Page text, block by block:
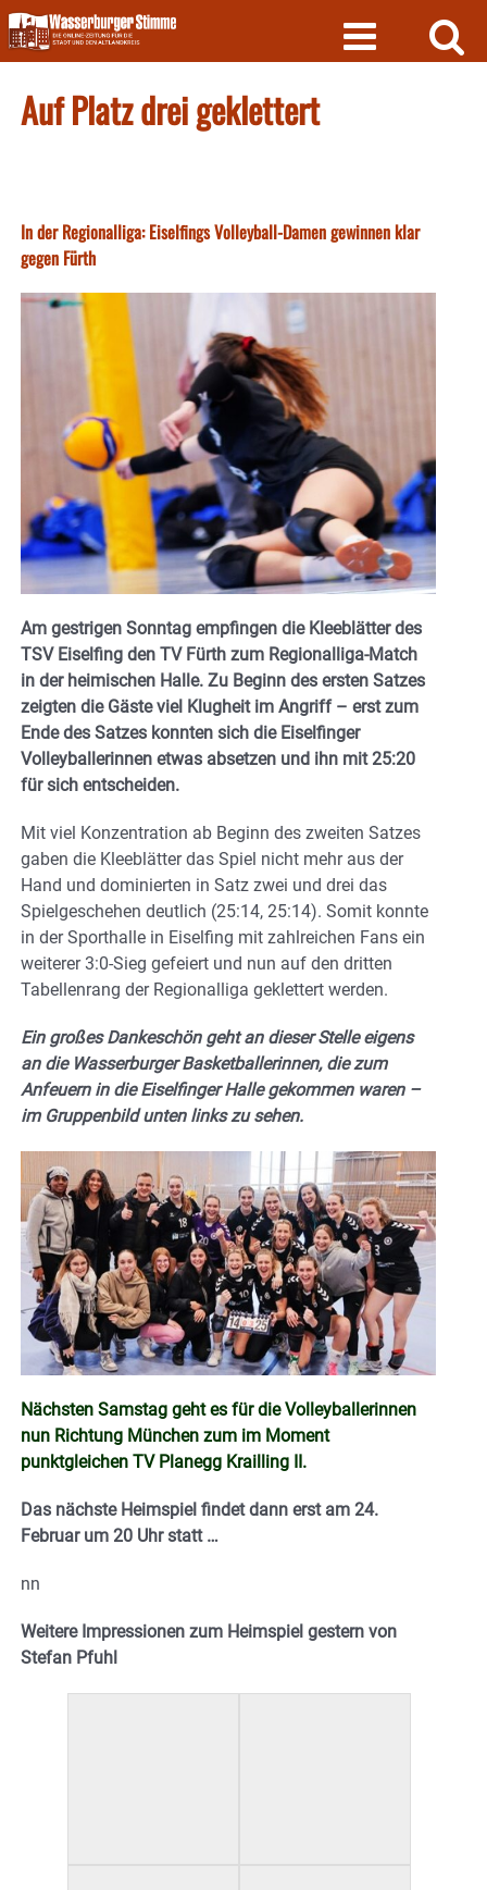
Skip
to
content
Auf Platz drei geklettert
In der Regionalliga: Eiselfings Volleyball-Damen gewinnen klar
gegen Fürth
Am gestrigen Sonntag empfingen die Kleeblätter des
TSV Eiselfing den TV Fürth zum Regionalliga-Match
in der heimischen Halle. Zu Beginn des ersten Satzes
zeigten die Gäste viel Klugheit im Angriff – erst zum
Ende des Satzes konnten sich die Eiselfinger
Volleyballerinnen etwas absetzen und ihn mit 25:20
für sich entscheiden.
Mit viel Konzentration ab Beginn des zweiten Satzes
gaben die Kleeblätter das Spiel nicht mehr aus der
Hand und dominierten in Satz zwei und drei das
Spielgeschehen deutlich (25:14, 25:14). Somit konnte
in der Sporthalle in Eiselfing mit zahlreichen Fans ein
weiterer 3:0-Sieg gefeiert und nun auf den dritten
Tabellenrang der Regionalliga geklettert werden.
Ein großes Dankeschön geht an dieser Stelle eigens
an die Wasserburger Basketballerinnen, die zum
Anfeuern in die Eiselfinger Halle gekommen waren –
im Gruppenbild unten links zu sehen.
Nächsten Samstag geht es für die Volleyballerinnen
nun Richtung München zum im Moment
punktgleichen TV Planegg Krailling II.
Das nächste Heimspiel findet dann erst am 24.
Februar um 20 Uhr statt …
nn
Weitere Impressionen zum Heimspiel gestern von
Stefan Pfuhl